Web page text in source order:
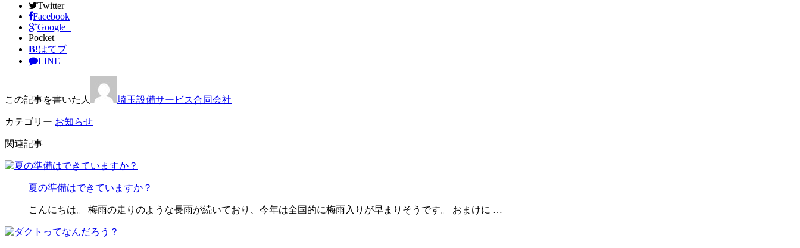
Twitter
Facebook
Google+
Pocket
B!はてブ
LINE
この記事を書いた人 埼玉設備サービス合同会社
カテゴリー お知らせ
関連記事
夏の準備はできていますか？
こんにちは。 梅雨の走りのような長雨が続いており、今年は全国的に梅雨入りが早まりそうです。 おまけに …